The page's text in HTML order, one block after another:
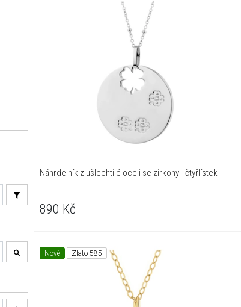
Náhrdelník z ušlechtilé oceli se zirkony - čtyřlístek
890 Kč
Nové Zlato 585